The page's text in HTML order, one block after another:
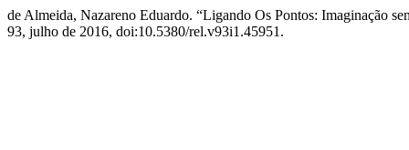
de Almeida, Nazareno Eduardo. “Ligando Os Pontos: Imaginação
93, julho de 2016, doi:10.5380/rel.v93i1.45951.